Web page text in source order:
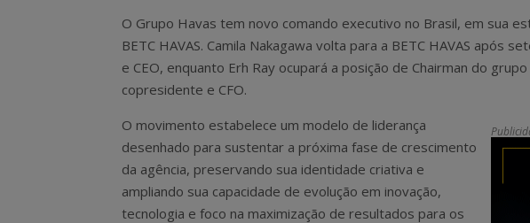
O Grupo Havas tem novo comando executivo no Brasil, em sua
BETC HAVAS. Camila Nakagawa volta para a BETC HAVAS após
e CEO, enquanto Erh Ray ocupará a posição de Chairman do
copresidente e CFO.
O movimento estabelece um modelo de liderança
desenhado para sustentar a próxima fase de crescimento
da agência, preservando sua identidade criativa e
ampliando sua capacidade de evolução em inovação,
tecnologia e foco na maximização de resultados para os